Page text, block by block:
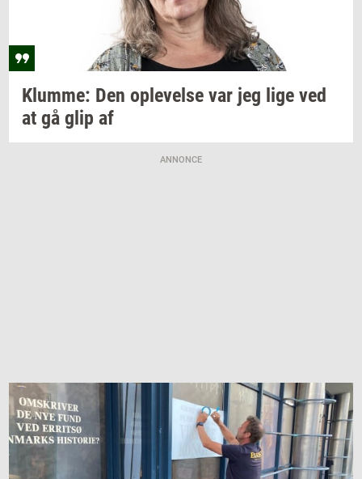
Klum­me: Den op­le­vel­se var jeg lige ved
at gå glip af
ANNONCE